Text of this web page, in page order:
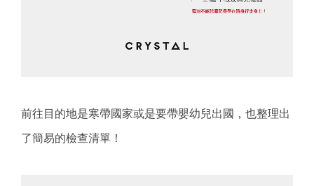
前往目的地是寒帶國家或是要帶嬰幼兒出國，也整理出
了簡易的檢查清單！